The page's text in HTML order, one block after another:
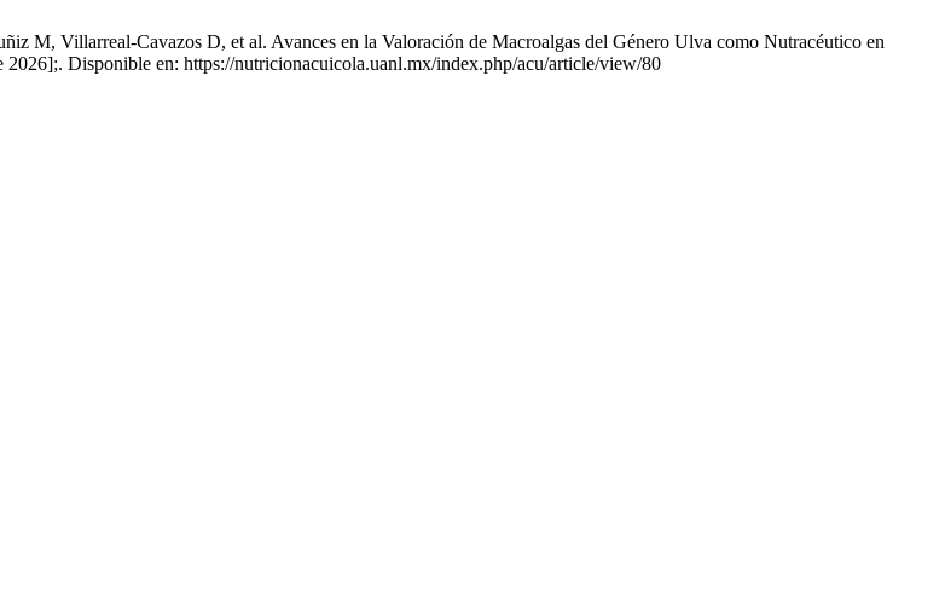
M, Villarreal-Cavazos D, et al. Avances en la Valoración de Macroalgas del Género Ulva como Nutracéutico en
Disponible en: https://nutricionacuicola.uanl.mx/index.php/acu/article/view/80